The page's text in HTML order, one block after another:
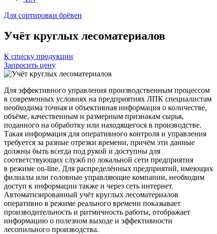
Для сортировки брёвен
Учёт круглых лесоматериалов
К списку продукции
Запросить цену
Для эффективного управления производственным процессом
в современных условиях на предприятиях ЛПК специалистам
необходима точная и объективная информация о количестве,
объёме, качественным и размерным признакам сырья,
поданного на обработку или находящегося в производстве.
Такая информация для оперативного контроля и управления
требуется за разные отрезки времени, причём эти данные
должны быть всегда под рукой и доступны для
соответствующих служб по локальной сети предприятия
в режиме on-line. Для распределённых предприятий, имеющих
филиалы или головные управляющие компании, необходим
доступ к информации также и через сеть интернет.
Автоматизированный учёт круглых лесоматериалов
оперативно в режиме реального времени показывает
производительность и ритмичность работы, отображает
информацию о полезном выходе и эффективности
лесопильного производства.